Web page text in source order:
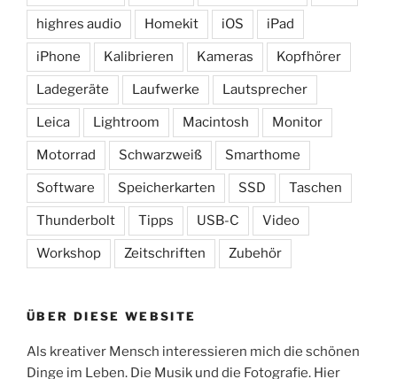
highres audio Homekit iOS iPad
iPhone Kalibrieren Kameras Kopfhörer
Ladegeräte Laufwerke Lautsprecher
Leica Lightroom Macintosh Monitor
Motorrad Schwarzweiß Smarthome
Software Speicherkarten SSD Taschen
Thunderbolt Tipps USB-C Video
Workshop Zeitschriften Zubehör
ÜBER DIESE WEBSITE
Als kreativer Mensch interessieren mich die schönen
Dinge im Leben. Die Musik und die Fotografie. Hier